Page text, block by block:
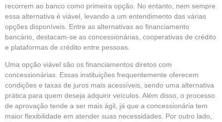
recorrem ao banco como primeira opção. No entanto, nem sempre
essa alternativa é viável, levando a um entendimento das várias
opções disponíveis. Entre as alternativas ao financiamento
bancário, destacam-se as concessionárias, cooperativas de crédito
e plataformas de crédito entre pessoas.
Uma opção viável são os financiamentos diretos com
concessionárias. Essas instituições frequentemente oferecem
condições e taxas de juros mais acessíveis, sendo uma alternativa
prática para quem deseja adquirir veículos. Além disso, o processo
de aprovação tende a ser mais ágil, já que a concessionária tem
maior flexibilidade em atender suas necessidades. Por outro lado,